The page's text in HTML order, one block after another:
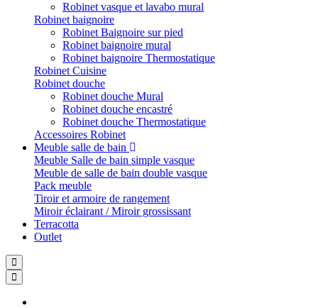
Robinet vasque et lavabo mural
Robinet baignoire
Robinet Baignoire sur pied
Robinet baignoire mural
Robinet baignoire Thermostatique
Robinet Cuisine
Robinet douche
Robinet douche Mural
Robinet douche encastré
Robinet douche Thermostatique
Accessoires Robinet
Meuble salle de bain
Meuble Salle de bain simple vasque
Meuble de salle de bain double vasque
Pack meuble
Tiroir et armoire de rangement
Miroir éclairant / Miroir grossissant
Terracotta
Outlet